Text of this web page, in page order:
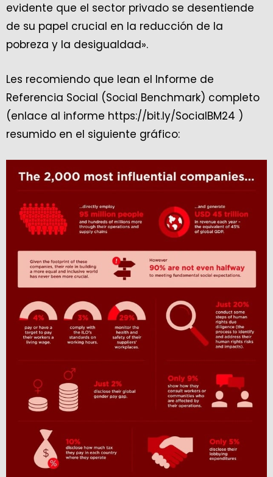
evidente que el sector privado se desentiende
de su papel crucial en la reducción de la
pobreza y la desigualdad».
Les recomiendo que lean el Informe de
Referencia Social (Social Benchmark) completo
(enlace al informe https://bit.ly/SocialBM24 )
resumido en el siguiente gráfico: